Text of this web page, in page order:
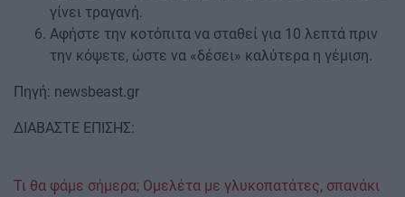
γίνει τραγανή.
Αφήστε την κοτόπιτα να σταθεί για 10 λεπτά πριν
την κόψετε, ώστε να «δέσει» καλύτερα η γέμιση.
Πηγή: newsbeast.gr
ΔΙΑΒΑΣΤΕ ΕΠΙΣΗΣ:
Τι θα φάμε σήμερα; Ομελέτα με γλυκοπατάτες, σπανάκι